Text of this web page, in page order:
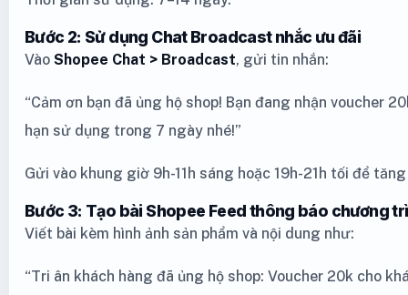
Bước 2: Sử dụng Chat Broadcast nhắc ưu đãi
Vào Shopee Chat > Broadcast, gửi tin nhắn:
“Cảm ơn bạn đã ủng hộ shop! Bạn đang nhận voucher
hạn sử dụng trong 7 ngày nhé!”
Gửi vào khung giờ 9h-11h sáng hoặc 19h-21h tối để
Bước 3: Tạo bài Shopee Feed thông báo chương
Viết bài kèm hình ảnh sản phẩm và nội dung như:
“Tri ân khách hàng đã ủng hộ shop: Voucher 20k cho